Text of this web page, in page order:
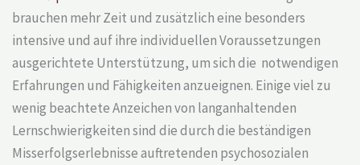
brauchen mehr Zeit und zusätzlich eine besonders
intensive und auf ihre individuellen Voraussetzungen
ausgerichtete Unterstützung, um sich die notwendigen
Erfahrungen und Fähigkeiten anzueignen. Einige viel zu
wenig beachtete Anzeichen von langanhaltenden
Lernschwierigkeiten sind die durch die beständigen
Misserfolgserlebnisse auftretenden psychosozialen